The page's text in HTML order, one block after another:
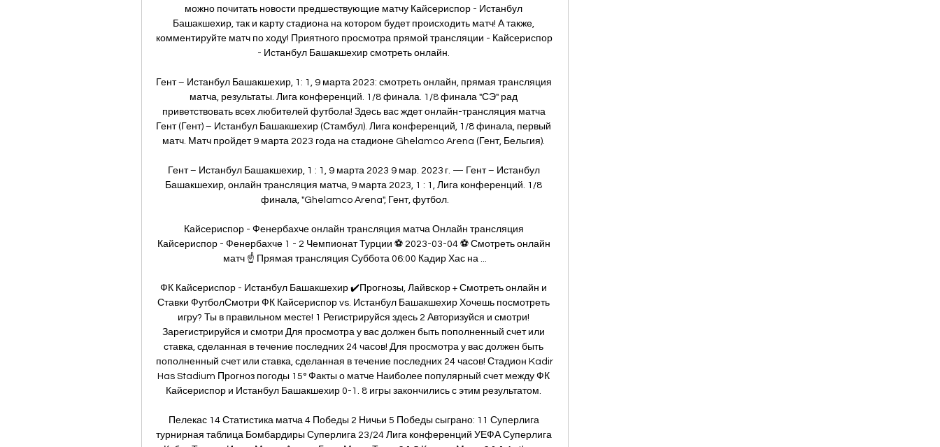
можно почитать новости предшествующие матчу Кайсериспор - Истанбул
Башакшехир, так и карту стадиона на котором будет происходить матч! А также,
комментируйте матч по ходу! Приятного просмотра прямой трансляции - Кайсериспор
- Истанбул Башакшехир смотреть онлайн.
Гент – Истанбул Башакшехир, 1: 1, 9 марта 2023: смотреть онлайн, прямая трансляция
матча, результаты. Лига конференций. 1/8 финала. 1/8 финала "СЭ" рад
приветствовать всех любителей футбола! Здесь вас ждет онлайн-трансляция матча
Гент (Гент) – Истанбул Башакшехир (Стамбул). Лига конференций, 1/8 финала, первый
матч. Матч пройдет 9 марта 2023 года на стадионе Ghelamco Arena (Гент, Бельгия).
Гент – Истанбул Башакшехир, 1 : 1, 9 марта 2023 9 мар. 2023 г. — Гент – Истанбул
Башакшехир, онлайн трансляция матча, 9 марта 2023, 1 : 1, Лига конференций. 1/8
финала, "Ghelamco Arena", Гент, футбол.
Кайсериспор - Фенербахче онлайн трансляция матча Онлайн трансляция
Кайсериспор - Фенербахче 1 - 2 Чемпионат Турции ⚽ 2023-03-04 ⚽ Смотреть онлайн
матч ☝ Прямая трансляция Суббота 06:00 Кадир Хас на ...
ФК Кайсериспор - Истанбул Башакшехир ✔️Прогнозы, Лайвскор + Смотреть онлайн и
Ставки ФутболСмотри ФК Кайсериспор vs. Истанбул Башакшехир Хочешь посмотреть
игру? Ты в правильном месте! 1 Регистрируйся здесь 2 Авторизуйся и смотри!
Зарегистрируйся и смотри Для просмотра у вас должен быть пополненный счет или
ставка, сделанная в течение последних 24 часов! Для просмотра у вас должен быть
пополненный счет или ставка, сделанная в течение последних 24 часов! Стадион Kadir
Has Stadium Прогноз погоды 15° Факты о матче Наиболее популярный счет между ФК
Кайсериспор и Истанбул Башакшехир 0-1. 8 игры закончились с этим результатом.
Пелекас 14 Статистика матча 4 Победы 2 Ничьи 5 Победы сыграно: 11 Суперлига
турнирная таблица Бомбардиры Суперлига 23/24 Лига конференций УЕФА Суперлига